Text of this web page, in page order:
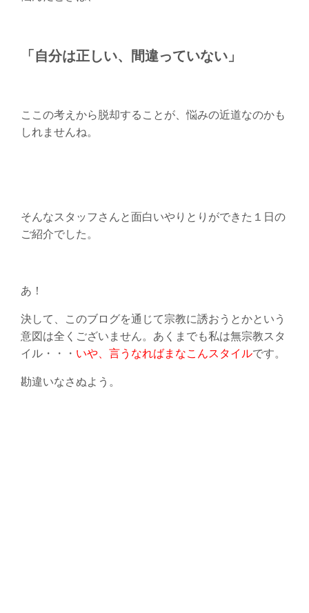
「自分は正しい、間違っていない」
ここの考えから脱却することが、悩みの近道なのかも
しれませんね。
そんなスタッフさんと面白いやりとりができた１日の
ご紹介でした。
あ！
決して、このブログを通じて宗教に誘おうとかという
意図は全くございません。あくまでも私は無宗教スタ
イル・・・ いや、言うなればまなこんスタイルです。
勘違いなさぬよう。